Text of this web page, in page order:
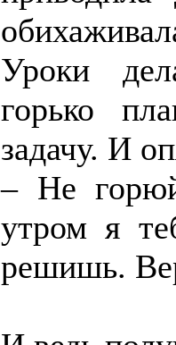
Уроки
горько
задачу. И
– Не
утром я
решишь.